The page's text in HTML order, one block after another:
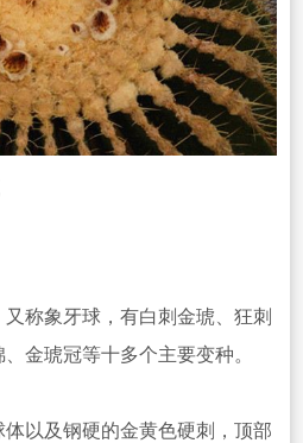
又称象牙球，有白刺金琥、狂刺
金琥冠等十多个主要变种。
以及钢硬的金黄色硬刺，顶部